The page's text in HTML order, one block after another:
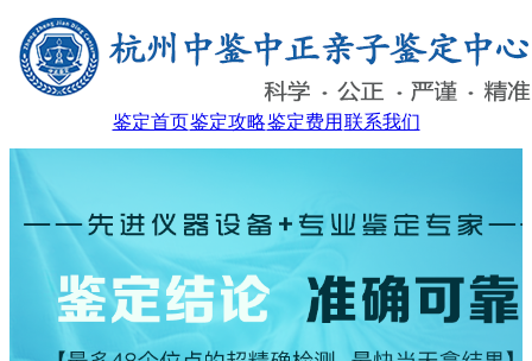
鉴定首页鉴定攻略鉴定费用 联系我们